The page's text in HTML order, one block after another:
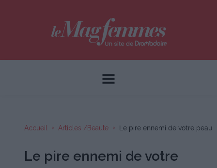
Accueil Articles /Beaute Le pire ennemi de votre peau
Le pire ennemi de votre